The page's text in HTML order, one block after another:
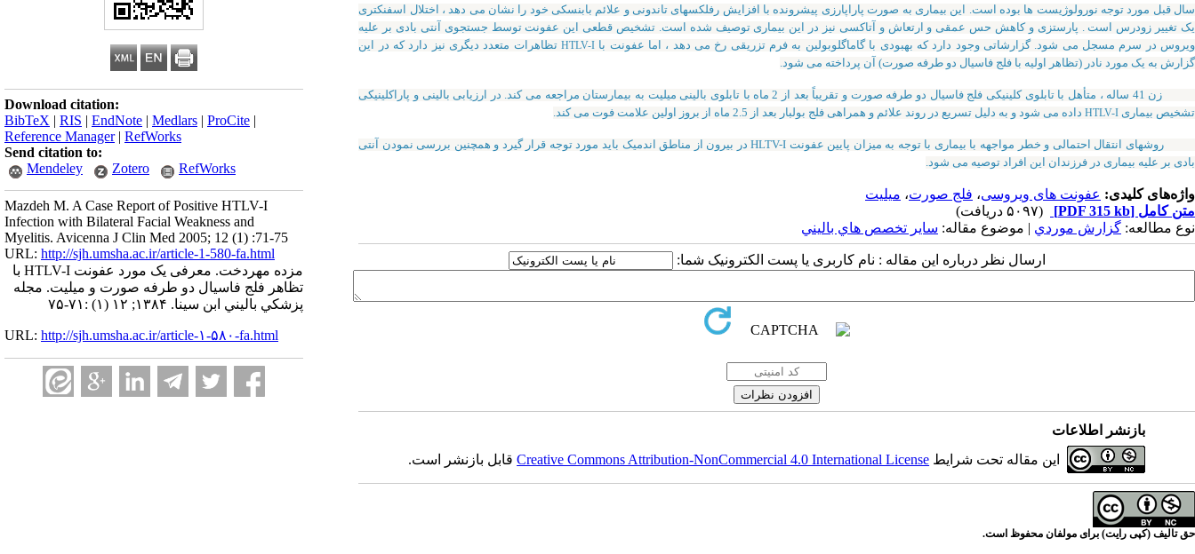
Download citation:
BibTeX | RIS | EndNote | Medlars | ProCite |
Reference Manager| RefWorks
Send citation to:
Mendeley
Zotero RefWorks
Mazdeh M. A Case Report of Positive HTLV-I
Infection with Bilateral Facial Weakness and
Myelitis. Avicenna J Clin Med 2005; 12 (1) :71-75
URL: http://sjh.umsha.ac.ir/article-1-580-fa.html
مزده مهردخت. معرفی یک مورد عفونت HTLV-I با
تظاهر فلج فاسیال دو طرفه صورت و میلیت. مجله
پزشكي باليني ابن سينا. ۱۳۸۴; ۱۲ (۱) :۷۱-۷۵
URL: http://sjh.umsha.ac.ir/article-۱-۵۸۰-fa.html
سال قبل مورد توجه نورولوژیست ها بوده است. این بیماری به صورت پاراپارزی پیشرونده با افزایش رفلکسهای تاندونی و علائم بابنسکی خود را نشان می دهد ، اختلال اسفنکتری
یک تغییر زودرس است . پارستزی و کاهش حس عمقی و ارتعاش و آتاکسی نیز در این بیماری توصیف شده است. تشخیص قطعی این عفونت توسط جستجوی آنتی بادی بر علیه
ویروس در سرم مسجل می شود. گزارشاتی وجود دارد که بهبودی با گاماگلوبولین به فرم تزریقی رخ می دهد ، اما عفونت با HTLV-I تظاهرات متعدد دیگری نیز دارد که در این
گزارش به یک مورد نادر (تظاهر اولیه با فلج فاسیال دو طرفه صورت) آن پرداخته می شود.
زن 41 ساله ، متأهل با تابلوی کلینیکی فلج فاسیال دو طرفه صورت و تقریباً بعد از 2 ماه با تابلوی بالینی میلیت به بیمارستان مراجعه می کند. در ارزیابی بالینی و پاراکلینیکی
تشخیص بیماری HTLV-I داده می شود و به دلیل تسریع در روند علائم و همراهی فلج بولبار بعد از 2.5 ماه از بروز اولین علامت فوت می کند.
روشهای انتقال احتمالی و خطر مواجهه با بیماری با توجه به میزان پایین عفونت HLTV-I در بیرون از مناطق اندمیک باید مورد توجه قرار گیرد و همچنین بررسی نمودن آنتی
بادی بر علیه بیماری در فرزندان این افراد توصیه می شود.
واژه‌های کلیدی: عفونت های ویروسی، فلج صورت، میلیت
متن کامل [PDF 315 kb]
(۵۰۹۷ دریافت)
نوع مطالعه: گزارش موردي | موضوع مقاله: سایر تخصص هاي باليني
ارسال نظر درباره این مقاله : نام کاربری یا پست الکترونیک شما:
بازنشر اطلاعات
این مقاله تحت شرایط Creative Commons Attribution-NonCommercial 4.0 International Licenseقابل بازنشر است.
حق تالیف (کپی رایت) برای مولفان محفوظ است.